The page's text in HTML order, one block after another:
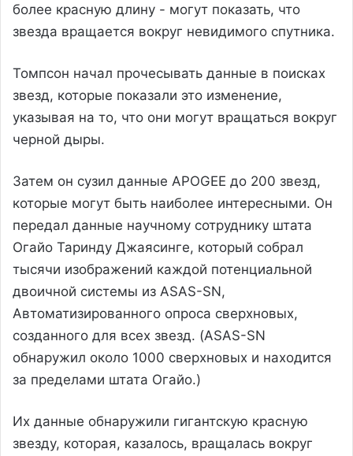
более красную длину - могут показать, что
звезда вращается вокруг невидимого спутника.
Томпсон начал прочесывать данные в поисках
звезд, которые показали это изменение,
указывая на то, что они могут вращаться вокруг
черной дыры.
Затем он сузил данные APOGEE до 200 звезд,
которые могут быть наиболее интересными. Он
передал данные научному сотруднику штата
Огайо Таринду Джаясинге, который собрал
тысячи изображений каждой потенциальной
двоичной системы из ASAS-SN,
Автоматизированного опроса сверхновых,
созданного для всех звезд. (ASAS-SN
обнаружил около 1000 сверхновых и находится
за пределами штата Огайо.)
Их данные обнаружили гигантскую красную
звезду, которая, казалось, вращалась вокруг